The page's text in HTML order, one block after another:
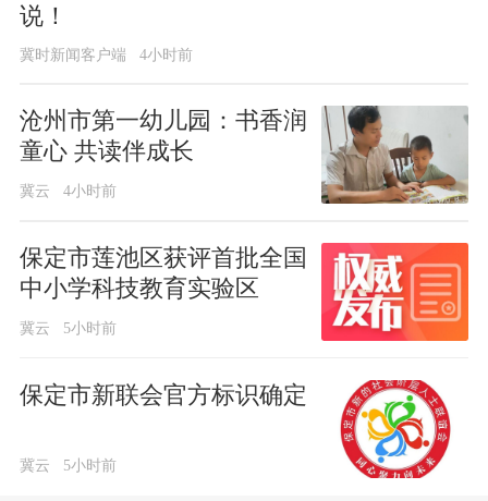
说！
冀时新闻客户端 4小时前
沧州市第一幼儿园：书香润
童心 共读伴成长
冀云 4小时前
保定市莲池区获评首批全国
中小学科技教育实验区
冀云 5小时前
保定市新联会官方标识确定
冀云 5小时前